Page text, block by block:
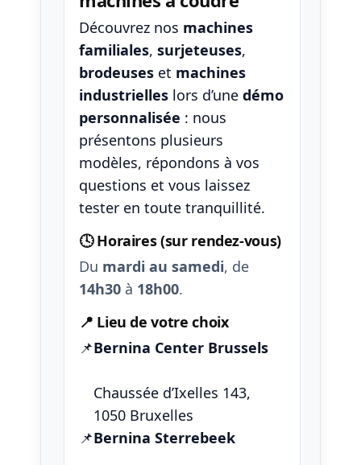
Découvrez nos machines
familiales, surjeteuses,
brodeuses et machines
industrielles lors d’une démo
personnalisée : nous
présentons plusieurs
modèles, répondons à vos
questions et vous laissez
tester en toute tranquillité.
🕓 Horaires (sur rendez-vous)
Du mardi au samedi, de
14h30 à 18h00.
📍 Lieu de votre choix
📌Bernina Center Brussels
Chaussée d’Ixelles 143,
1050 Bruxelles
📌Bernina Sterrebeek